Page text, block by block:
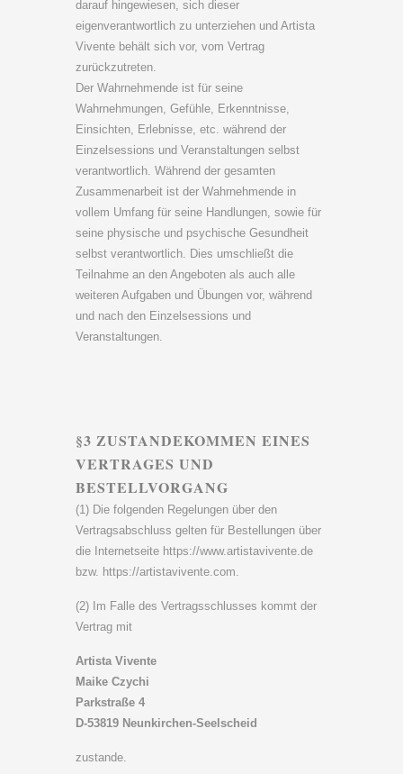
darauf hingewiesen, sich dieser
eigenverantwortlich zu unterziehen und Artista
Vivente behält sich vor, vom Vertrag
zurückzutreten.
Der Wahrnehmende ist für seine
Wahrnehmungen, Gefühle, Erkenntnisse,
Einsichten, Erlebnisse, etc. während der
Einzelsessions und Veranstaltungen selbst
verantwortlich. Während der gesamten
Zusammenarbeit ist der Wahrnehmende in
vollem Umfang für seine Handlungen, sowie für
seine physische und psychische Gesundheit
selbst verantwortlich. Dies umschließt die
Teilnahme an den Angeboten als auch alle
weiteren Aufgaben und Übungen vor, während
und nach den Einzelsessions und
Veranstaltungen.
§3 ZUSTANDEKOMMEN EINES
VERTRAGES UND
BESTELLVORGANG
(1) Die folgenden Regelungen über den
Vertragsabschluss gelten für Bestellungen über
die Internetseite https://www.artistavivente.de
bzw. https://artistavivente.com.
(2) Im Falle des Vertragsschlusses kommt der
Vertrag mit
Artista Vivente
Maike Czychi
Parkstraße 4
D-53819 Neunkirchen-Seelscheid
zustande.